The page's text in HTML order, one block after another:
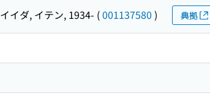
イイダ, イテン, 1934- (001137580 ) 典拠